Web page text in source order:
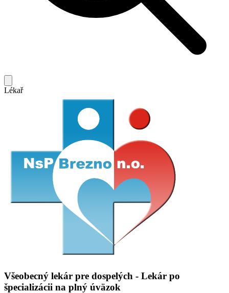
Lékař
Všeobecný lekár pre dospelých - Lekár po
špecializácii na plný úväzok